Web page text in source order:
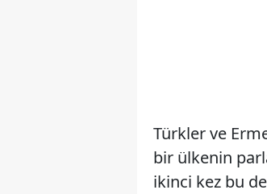
Türkler ve
bir ülkenin
ikinci kez bu